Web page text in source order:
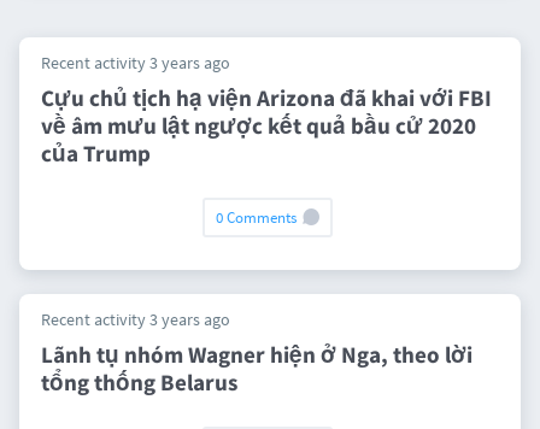
Recent activity 3 years ago
Cựu chủ tịch hạ viện Arizona đã khai với FBI
về âm mưu lật ngược kết quả bầu cử 2020
của Trump
0 Comments
Recent activity 3 years ago
Lãnh tụ nhóm Wagner hiện ở Nga, theo lời
tổng thống Belarus